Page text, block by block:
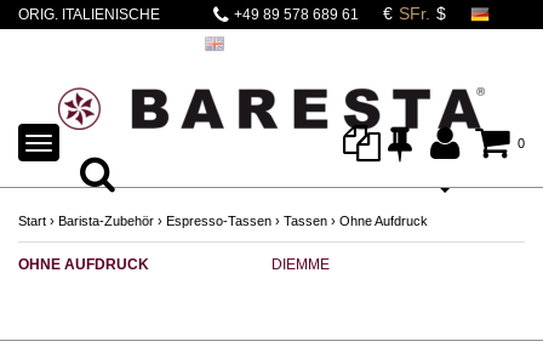
ORIG. ITALIENISCHE
+49 89 578 689 61
0
TOGGLE
NAVIGATION
Start › Barista-Zubehör › Espresso-Tassen › Tassen › Ohne Aufdruck
OHNE AUFDRUCK DIEMME